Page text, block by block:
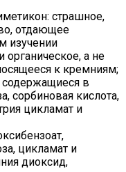
страшное,
отдающее
изучении
органическое, а не
к кремниям;
в
сорбиновая кислота,
цикламат и
цикламат и
диоксид,